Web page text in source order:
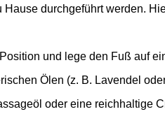
durchgeführt werden.
und lege den Fuß auf
Ölen (z. B. Lavendel
oder eine reichhaltige